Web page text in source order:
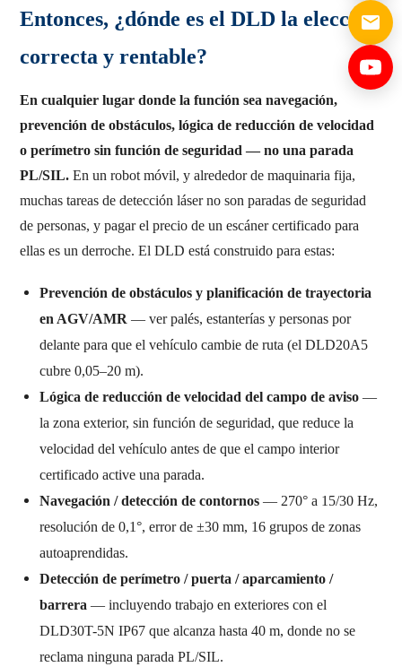
Entonces, ¿dónde es el DLD la elección
correcta y rentable?
En cualquier lugar donde la función sea navegación,
prevención de obstáculos, lógica de reducción de velocidad
o perímetro sin función de seguridad — no una parada
PL/SIL. En un robot móvil, y alrededor de maquinaria fija,
muchas tareas de detección láser no son paradas de seguridad
de personas, y pagar el precio de un escáner certificado para
ellas es un derroche. El DLD está construido para estas:
Prevención de obstáculos y planificación de trayectoria
en AGV/AMR — ver palés, estanterías y personas por
delante para que el vehículo cambie de ruta (el DLD20A5
cubre 0,05–20 m).
Lógica de reducción de velocidad del campo de aviso —
la zona exterior, sin función de seguridad, que reduce la
velocidad del vehículo antes de que el campo interior
certificado active una parada.
Navegación / detección de contornos — 270° a 15/30 Hz,
resolución de 0,1°, error de ±30 mm, 16 grupos de zonas
autoaprendidas.
Detección de perímetro / puerta / aparcamiento /
barrera — incluyendo trabajo en exteriores con el
DLD30T-5N IP67 que alcanza hasta 40 m, donde no se
reclama ninguna parada PL/SIL.